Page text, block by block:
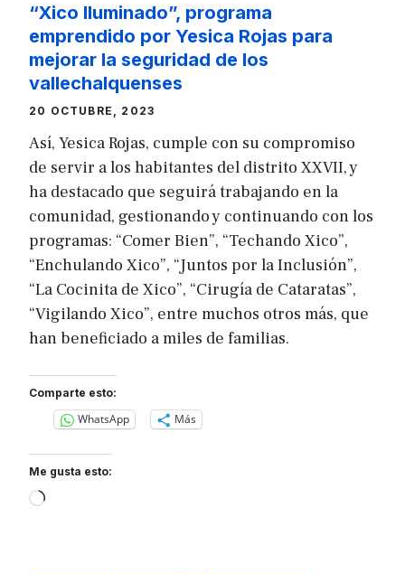
“Xico Iluminado”, programa
emprendido por Yesica Rojas para
mejorar la seguridad de los
vallechalquenses
20 OCTUBRE, 2023
Así, Yesica Rojas, cumple con su compromiso
de servir a los habitantes del distrito XXVII, y
ha destacado que seguirá trabajando en la
comunidad, gestionando y continuando con los
programas: “Comer Bien”, “Techando Xico”,
“Enchulando Xico”, “Juntos por la Inclusión”,
“La Cocinita de Xico”, “Cirugía de Cataratas”,
“Vigilando Xico”, entre muchos otros más, que
han beneficiado a miles de familias.
Comparte esto:
WhatsApp Más
Me gusta esto:
Loading…